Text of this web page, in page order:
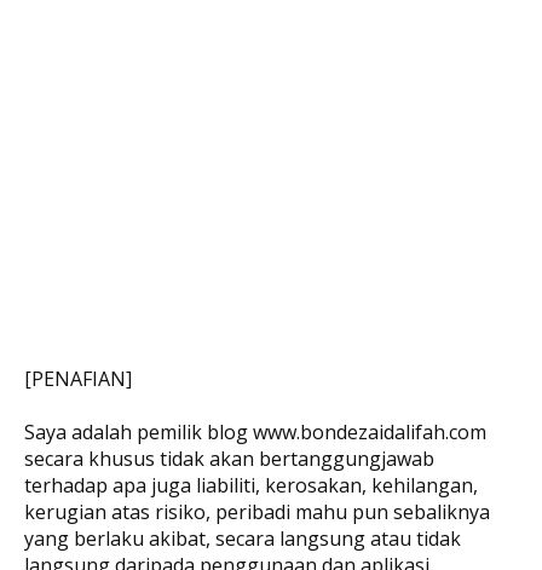
[PENAFIAN]
Saya adalah pemilik blog www.bondezaidalifah.com
secara khusus tidak akan bertanggungjawab
terhadap apa juga liabiliti, kerosakan, kehilangan,
kerugian atas risiko, peribadi mahu pun sebaliknya
yang berlaku akibat, secara langsung atau tidak